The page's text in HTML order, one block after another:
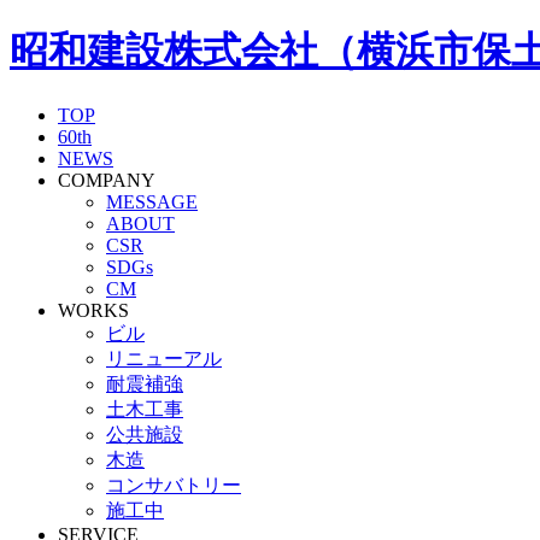
昭和建設株式会社（横浜市保
TOP
60th
NEWS
COMPANY
MESSAGE
ABOUT
CSR
SDGs
CM
WORKS
ビル
リニューアル
耐震補強
土木工事
公共施設
木造
コンサバトリー
施工中
SERVICE